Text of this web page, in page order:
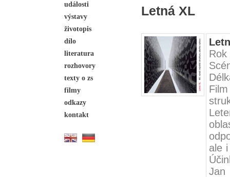
události
výstavy
životopis
dílo
literatura
rozhovory
texty o zs
filmy
odkazy
kontakt
Letná XL
Rok
ale